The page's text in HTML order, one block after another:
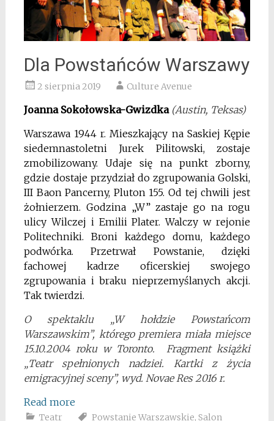
Dla Powstańców Warszawy
2 sierpnia 2019 Culture Avenue
Joanna Sokołowska-Gwizdka (Austin, Teksas)
Warszawa 1944 r. Mieszkający na Saskiej Kępie
siedemnastoletni Jurek Pilitowski, zostaje
zmobilizowany. Udaje się na punkt zborny,
gdzie dostaje przydział do zgrupowania Golski,
III Baon Pancerny, Pluton 155. Od tej chwili jest
żołnierzem. Godzina „W” zastaje go na rogu
ulicy Wilczej i Emilii Plater. Walczy w rejonie
Politechniki. Broni każdego domu, każdego
podwórka. Przetrwał Powstanie, dzięki
fachowej kadrze oficerskiej swojego
zgrupowania i braku nieprzemyślanych akcji.
Tak twierdzi.
O spektaklu „W hołdzie Powstańcom
Warszawskim”, którego premiera miała miejsce
15.10.2004 roku w Toronto. Fragment książki
„Teatr spełnionych nadziei. Kartki z życia
emigracyjnej sceny”, wyd. Novae Res 2016 r.
Read more
Teatr Powstanie Warszawskie, Salon